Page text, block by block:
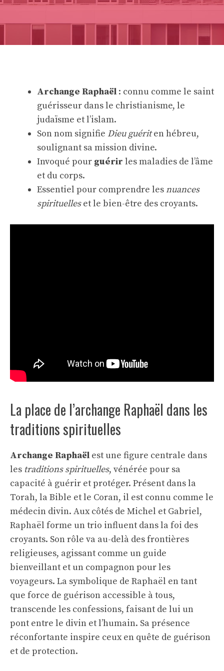
Archange Raphaël : connu comme le saint
guérisseur dans le christianisme, le
judaïsme et l’islam.
Son nom signifie Dieu guériten hébreu,
soulignant sa mission divine.
Invoqué pour guérir les maladies de l’âme
et du corps.
Essentiel pour comprendre lesnuances
spirituelleset le bien-être des croyants.
La place de l’archange Raphaël dans les
traditions spirituelles
Archange Raphaël est une figure centrale dans
les traditions spirituelles, vénérée pour sa
capacité à guérir et protéger. Présent dans la
Torah, la Bible et le Coran, il est connu comme le
médecin divin. Aux côtés de Michel et Gabriel,
Raphaël forme un trio influent dans la foi des
croyants. Son rôle va au-delà des frontières
religieuses, agissant comme un guide
bienveillant et un compagnon pour les
voyageurs. La symbolique de Raphaël en tant
que force de guérison accessible à tous,
transcende les confessions, faisant de lui un
pont entre le divin et l’humain. Sa présence
réconfortante inspire ceux en quête de guérison
et de protection.